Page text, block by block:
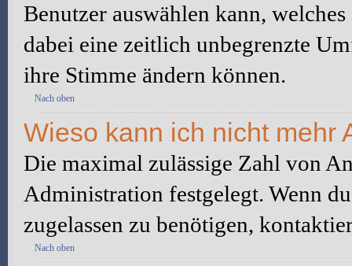
Benutzer auswählen kann,
dabei eine zeitlich unbegrenzte
ihre Stimme ändern können.
Nach oben
Wieso kann ich nicht mehr
Die maximal zulässige Zahl von
Administration festgelegt. Wenn
zugelassen zu benötigen,
Nach oben